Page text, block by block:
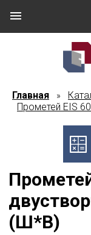
Главная »
Прометей EIS
(Ш*В)